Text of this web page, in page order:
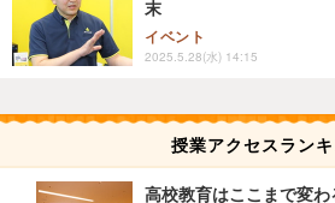
末
イベント
2025.5.28(水) 14:15
授業アクセスラン
高校教育はここまで変